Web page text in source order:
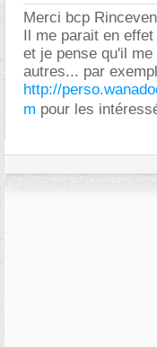
Merci bcp
Il me parait en
et je pense qu'il
autres... par
http://
m pour les